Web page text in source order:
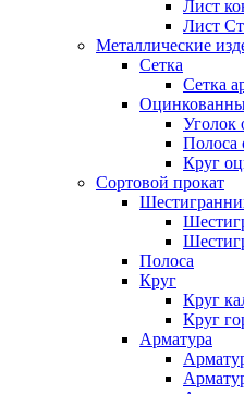
Лист
Лист
Металлические
Сетка
Сетка
Уголок
Полоса
Круг
Сортовой прокат
Полоса
Круг
Круг
Круг
Арматура